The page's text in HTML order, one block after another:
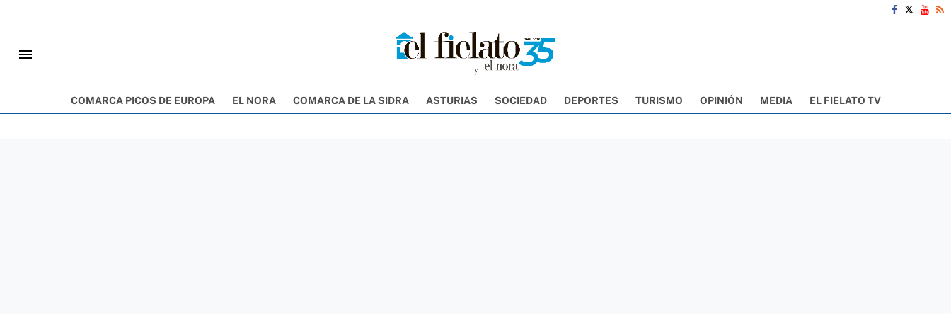
menu
COMARCA PICOS DE EUROPA EL NORA COMARCA DE LA SIDRA ASTURIAS SOCIEDAD DEPORTES TURISMO OPINIÓN MEDIA EL FIELATO TV